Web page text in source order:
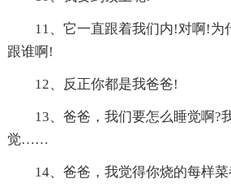
11、它一直跟着我们内!对啊!
跟谁啊!
12、反正你都是我爸爸!
13、爸爸，我们要怎么睡觉啊?
觉……
14、爸爸，我觉得你烧的每样菜